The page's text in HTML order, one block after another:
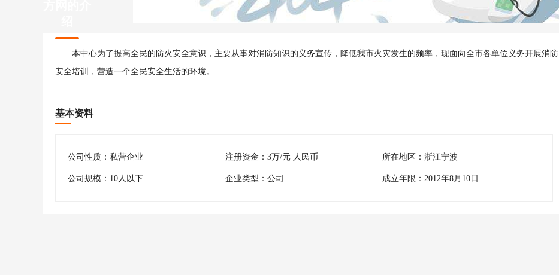
本中心为了提高全民的防火安全意识，主要从事对消防知识的义务宣传，降低我市火灾发生的频率，现面向全市各单位义务开展消防
安全培训，营造一个全民安全生活的环境。
基本资料
公司性质：私营企业 注册资金：3万/元 人民币 所在地区：浙江宁波
公司规模：10人以下 企业类型：公司 成立年限：2012年8月10日